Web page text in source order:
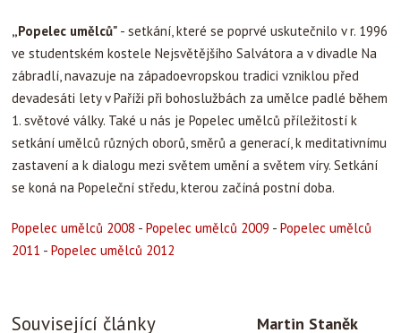
„Popelec umělců" - setkání, které se poprvé uskutečnilo v r. 1996
ve studentském kostele Nejsvětějšího Salvátora a v divadle Na
zábradlí, navazuje na západoevropskou tradici vzniklou před
devadesáti lety v Paříži při bohoslužbách za umělce padlé během
1. světové války. Také u nás je Popelec umělců příležitostí k
setkání umělců různých oborů, směrů a generací, k meditativnímu
zastavení a k dialogu mezi světem umění a světem víry. Setkání
se koná na Popeleční středu, kterou začíná postní doba.
Popelec umělců 2008 - Popelec umělců 2009 - Popelec umělců
2011 - Popelec umělců 2012
Související články Martin Staněk